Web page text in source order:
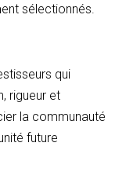
sélectionnés.
qui
rigueur et
la communauté
future